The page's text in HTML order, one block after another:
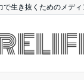
生き抜くためのメディ